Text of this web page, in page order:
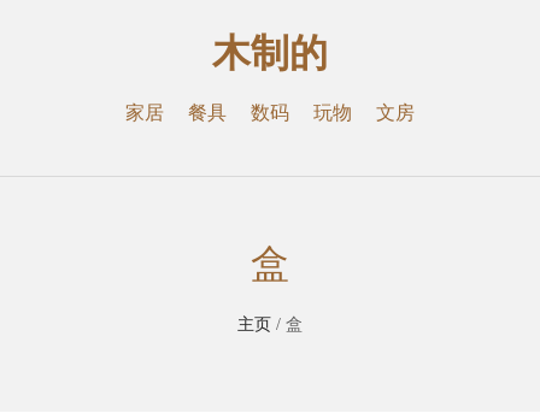
木制的
家居 餐具 数码 玩物 文房
盒
主页 / 盒